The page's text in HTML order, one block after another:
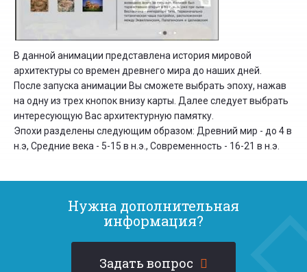
В данной анимации представлена история мировой
архитектуры со времен древнего мира до наших дней.
После запуска анимации Вы сможете выбрать эпоху, нажав
на одну из трех кнопок внизу карты. Далее следует выбрать
интересующую Вас архитектурную памятку.
Эпохи разделены следующим образом: Древний мир - до 4 в
н.э, Средние века - 5-15 в н.э., Современность - 16-21 в н.э.
Нужна дополнительная
информация?
Задать вопрос